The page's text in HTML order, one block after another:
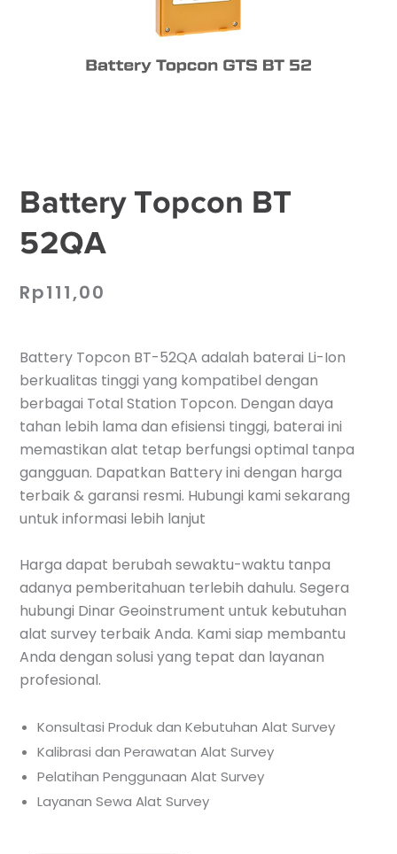
Battery Topcon BT
52QA
Rp111,00
Battery Topcon BT-52QA adalah baterai Li-Ion
berkualitas tinggi yang kompatibel dengan
berbagai Total Station Topcon. Dengan daya
tahan lebih lama dan efisiensi tinggi, baterai ini
memastikan alat tetap berfungsi optimal tanpa
gangguan. Dapatkan Battery ini dengan harga
terbaik & garansi resmi. Hubungi kami sekarang
untuk informasi lebih lanjut
Harga dapat berubah sewaktu-waktu tanpa
adanya pemberitahuan terlebih dahulu. Segera
hubungi Dinar Geoinstrument untuk kebutuhan
alat survey terbaik Anda. Kami siap membantu
Anda dengan solusi yang tepat dan layanan
profesional.
Konsultasi Produk dan Kebutuhan Alat Survey
Kalibrasi dan Perawatan Alat Survey
Pelatihan Penggunaan Alat Survey
Layanan Sewa Alat Survey